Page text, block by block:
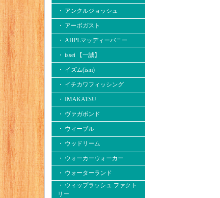
・ アンクルジョッシュ
・ アーボガスト
・ AHPLマッディーバニー
・ issei 【一誠】
・ イズム(ism)
・ イチカワフィッシング
・ IMAKATSU
・ ヴァガボンド
・ ウィーブル
・ ウッドリーム
・ ウォーカーウォーカー
・ ウォーターランド
・ ウィップラッシュ ファクト
リー